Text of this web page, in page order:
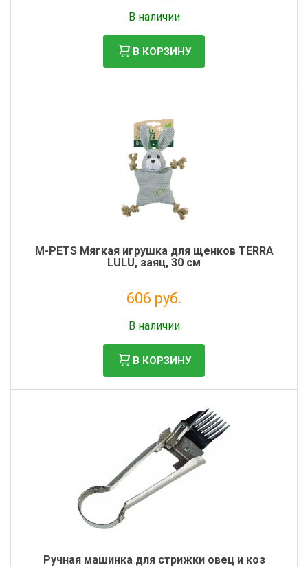
В наличии
В КОРЗИНУ
M-PETS Мягкая игрушка для щенков TERRA
LULU, заяц, 30 см
606 руб.
В наличии
В КОРЗИНУ
Ручная машинка для стрижки овец и коз